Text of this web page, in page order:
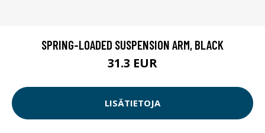
SPRING-LOADED SUSPENSION ARM, BLACK
31.3 EUR
LISÄTIETOJA